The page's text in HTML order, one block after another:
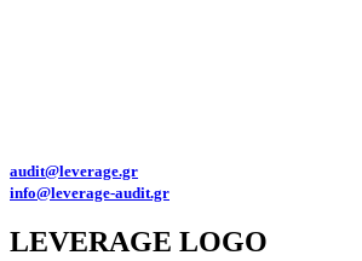
audit@leverage.gr
info@leverage-audit.gr
LEVERAGE LOGO